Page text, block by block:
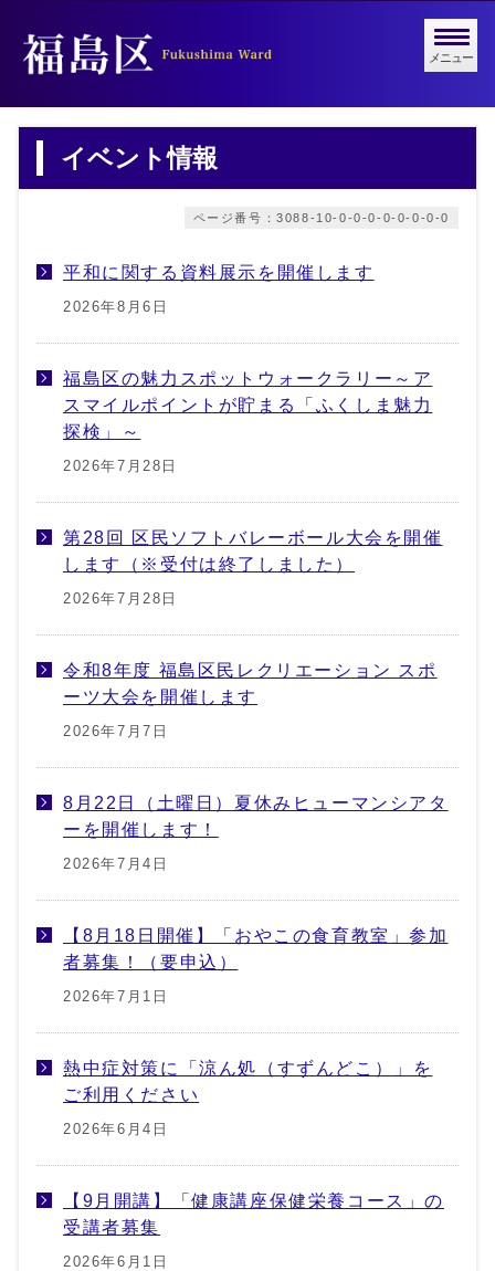
メニュー
イベント情報
ページ番号：3088-10-0-0-0-0-0-0-0-0
平和に関する資料展示を開催します
2026年8月6日
福島区の魅力スポットウォークラリー～ア
スマイルポイントが貯まる「ふくしま魅力
探検」～
2026年7月28日
第28回 区民ソフトバレーボール大会を開催
します（※受付は終了しました）
2026年7月28日
令和8年度 福島区民レクリエーション スポ
ーツ大会を開催します
2026年7月7日
8月22日（土曜日）夏休みヒューマンシアタ
ーを開催します！
2026年7月4日
【8月18日開催】「おやこの食育教室」参加
者募集！（要申込）
2026年7月1日
熱中症対策に「涼ん処（すずんどこ）」を
ご利用ください
2026年6月4日
【9月開講】「健康講座保健栄養コース」の
受講者募集
2026年6月1日